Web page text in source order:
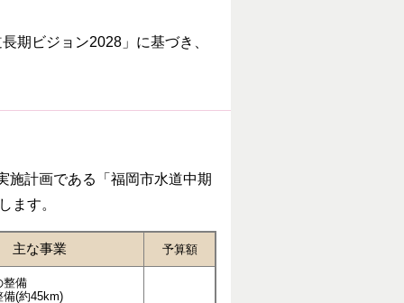
期ビジョン2028」に基づき、
施計画である「福岡市水道中期
ます。
主な事業 予算額
整備
備(約45km)